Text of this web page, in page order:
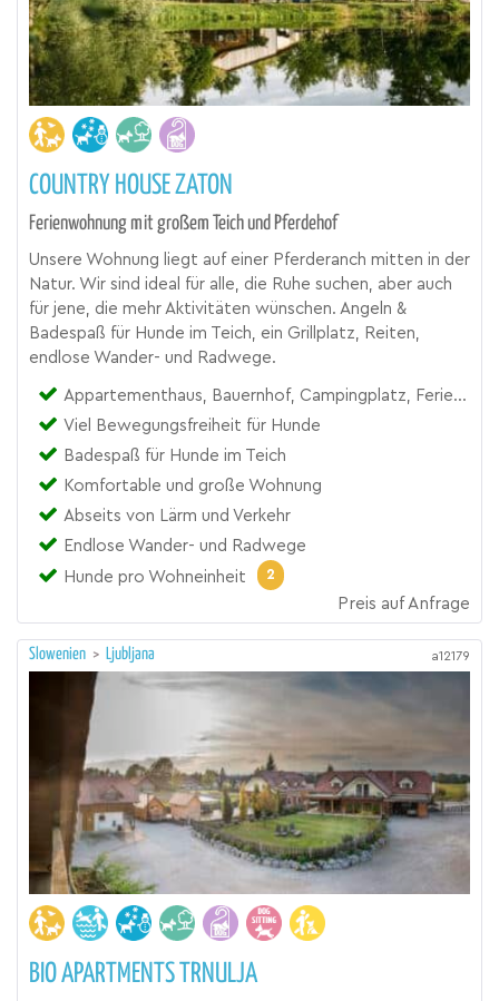
COUNTRY HOUSE ZATON
Ferienwohnung mit großem Teich und Pferdehof
Unsere Wohnung liegt auf einer Pferderanch mitten in der
Natur. Wir sind ideal für alle, die Ruhe suchen, aber auch
für jene, die mehr Aktivitäten wünschen. Angeln &
Badespaß für Hunde im Teich, ein Grillplatz, Reiten,
endlose Wander- und Radwege.
Appartementhaus, Bauernhof, Campingplatz, Ferienhof, Ferienwohnung, Landgut, Reiterhof
Viel Bewegungsfreiheit für Hunde
Badespaß für Hunde im Teich
Komfortable und große Wohnung
Abseits von Lärm und Verkehr
Endlose Wander- und Radwege
Hunde pro Wohneinheit
2
Preis auf Anfrage
Slowenien > Ljubljana a12179
BIO APARTMENTS TRNULJA